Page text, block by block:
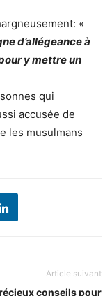
«
d’allégeance à
y mettre un
qui
accusée de
les musulmans
Article suivant
conseils pour